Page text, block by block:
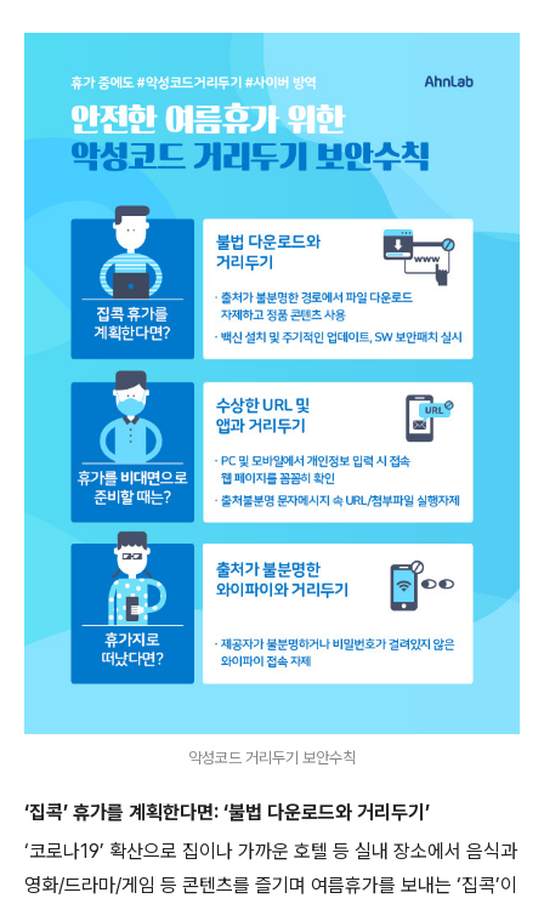
악성코드 거리두기 보안수칙
‘집콕’ 휴가를 계획한다면: ‘불법 다운로드와 거리두기’
‘코로나19’ 확산으로 집이나 가까운 호텔 등 실내 장소에서 음식과
영화/드라마/게임 등 콘텐츠를 즐기며 여름휴가를 보내는 ‘집콕’이